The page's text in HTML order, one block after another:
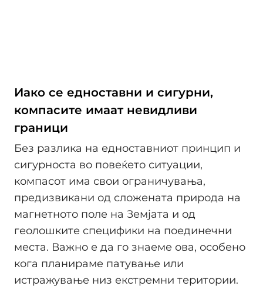
Иако се едноставни и сигурни,
компасите имаат невидливи
граници
Без разлика на едноставниот принцип и
сигурноста во повеќето ситуации,
компасот има свои ограничувања,
предизвикани од сложената природа на
магнетното поле на Земјата и од
геолошките специфики на поединечни
места. Важно е да го знаеме ова, особено
кога планираме патување или
истражување низ екстремни територии.